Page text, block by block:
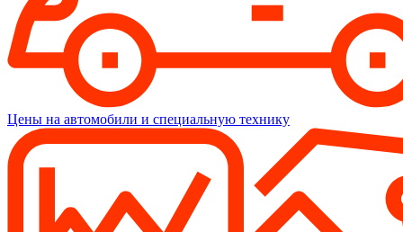
Цены на автомобили и специальную технику